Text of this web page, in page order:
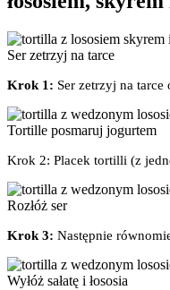
Ser zetrzyj na tarce
Krok 1: Ser zetrzyj na
Tortille posmaruj jogurtem
Krok 2: Placek tortilli (z
Rozłóż ser
Krok 3: Następnie
Wyłóż sałatę i łososia